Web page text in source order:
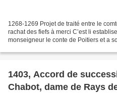
1268-1269 Projet de traité entre le
rachat des fiefs à merci C’est li
monseigneur le conte de Poitiers et a
1403, Accord de
Chabot, dame de Rays